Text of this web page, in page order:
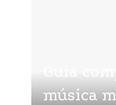
música